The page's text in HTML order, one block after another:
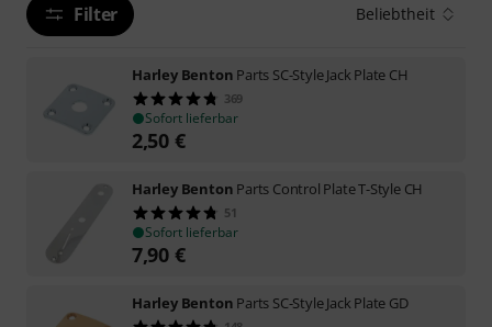
Filter Beliebtheit
Harley Benton Parts SC-Style Jack Plate CH
369
Sofort lieferbar
2,50 €
Harley Benton Parts Control Plate T-Style CH
51
Sofort lieferbar
7,90 €
Harley Benton Parts SC-Style Jack Plate GD